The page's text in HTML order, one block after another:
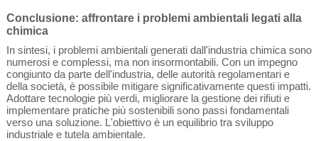
Conclusione: affrontare i problemi ambientali legati alla
chimica
In sintesi, i problemi ambientali generati dall'industria chimica sono
numerosi e complessi, ma non insormontabili. Con un impegno
congiunto da parte dell'industria, delle autorità regolamentari e
della società, è possibile mitigare significativamente questi impatti.
Adottare tecnologie più verdi, migliorare la gestione dei rifiuti e
implementare pratiche più sostenibili sono passi fondamentali
verso una soluzione. L'obiettivo è un equilibrio tra sviluppo
industriale e tutela ambientale.